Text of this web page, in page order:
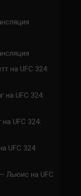
на UFC 324:
на UFC 324:
UFC 324:
UFC 324:
Льюис на UFC